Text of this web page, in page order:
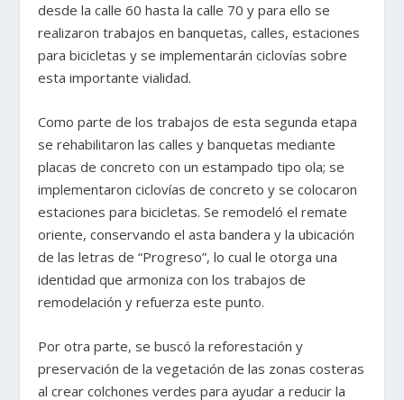
desde la calle 60 hasta la calle 70 y para ello se
realizaron trabajos en banquetas, calles, estaciones
para bicicletas y se implementarán ciclovías sobre
esta importante vialidad.
Como parte de los trabajos de esta segunda etapa
se rehabilitaron las calles y banquetas mediante
placas de concreto con un estampado tipo ola; se
implementaron ciclovías de concreto y se colocaron
estaciones para bicicletas. Se remodeló el remate
oriente, conservando el asta bandera y la ubicación
de las letras de “Progreso”, lo cual le otorga una
identidad que armoniza con los trabajos de
remodelación y refuerza este punto.
Por otra parte, se buscó la reforestación y
preservación de la vegetación de las zonas costeras
al crear colchones verdes para ayudar a reducir la